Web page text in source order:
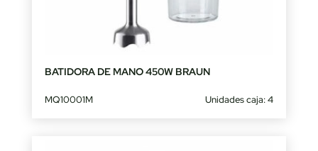
BATIDORA DE MANO 450W BRAUN
MQ10001M Unidades caja: 4